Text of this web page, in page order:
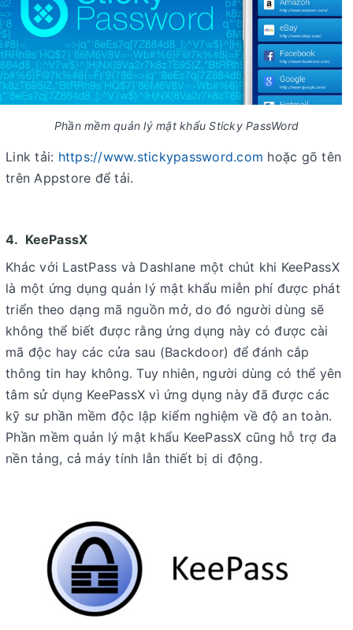
Phần mềm quản lý mật khẩu Sticky PassWord
Link tải: https://www.stickypassword.com hoặc gõ tên
trên Appstore để tải.
4. KeePassX
Khác với LastPass và Dashlane một chút khi KeePassX
là một ứng dụng quản lý mật khẩu miễn phí được phát
triển theo dạng mã nguồn mở, do đó người dùng sẽ
không thể biết được rằng ứng dụng này có được cài
mã độc hay các cửa sau (Backdoor) để đánh cắp
thông tin hay không. Tuy nhiên, người dùng có thể yên
tâm sử dụng KeePassX vì ứng dụng này đã được các
kỹ sư phần mềm độc lập kiểm nghiệm về độ an toàn.
Phần mềm quản lý mật khẩu KeePassX cũng hỗ trợ đa
nền tảng, cả máy tính lẫn thiết bị di động.